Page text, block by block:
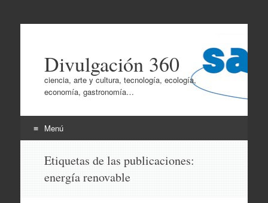
Divulgación 360
ciencia, arte y cultura, tecnología, ecología,
economía, gastronomía…
Menú
contenido
Etiquetas de las publicaciones:
energía renovable